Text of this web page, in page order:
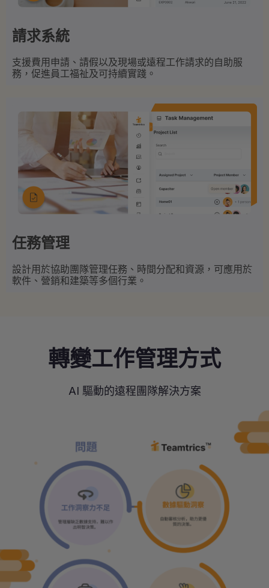
請求系統
支援費用申請、請假以及現場或遠程工作請求的自助服
務，促進員工福祉及可持續實踐。
任務管理
設計用於協助團隊管理任務、時間分配和資源，可應用於
軟件、營銷和建築等多個行業。
轉變工作管理方式
AI 驅動的遠程團隊解決方案